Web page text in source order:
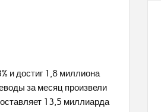
и достиг 1,8 миллиона
за месяц произвели
13,5 миллиарда